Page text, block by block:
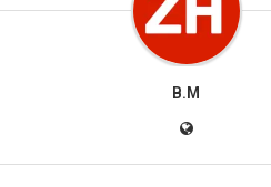
B.M